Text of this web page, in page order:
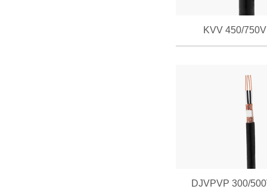
KVV 450/
DJVPVP 300/